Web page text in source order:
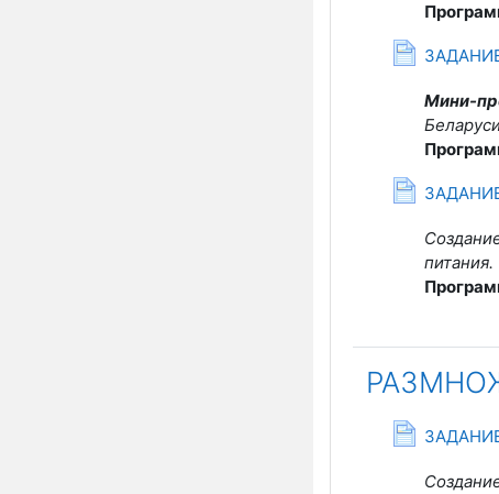
Мини-
питания.